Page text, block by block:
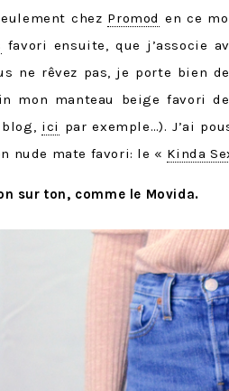
chez Promod en ce
favori ensuite, que j’associe
ne rêvez pas, je porte bien des
mon manteau beige favori
ici par exemple…). J’ai
nude mate favori: le « Kinda
sur ton, comme le Movida.